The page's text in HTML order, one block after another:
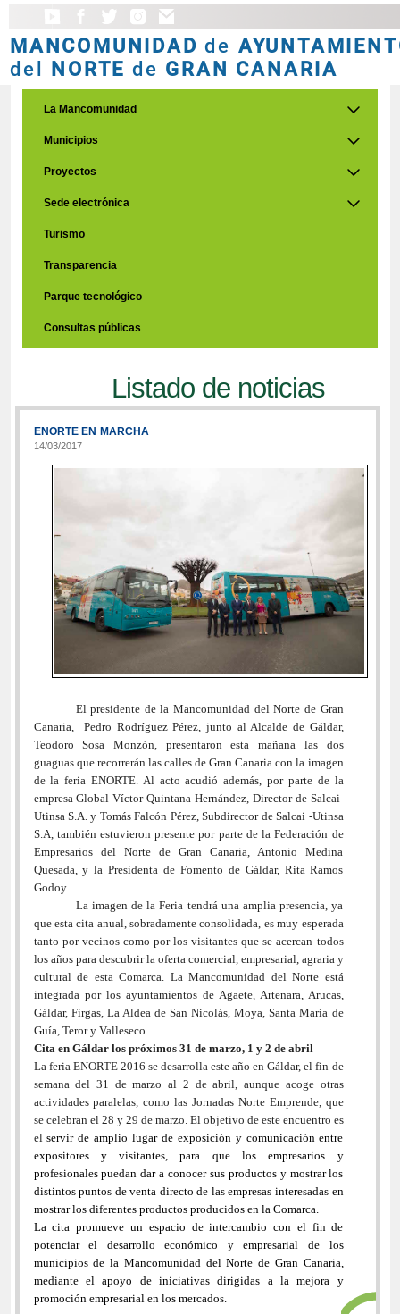
MANCOMUNIDAD de
del NORTE de GRAN CANARIA
La Mancomunidad
Municipios
Proyectos
Sede electrónica
Turismo
Transparencia
Parque tecnológico
Consultas públicas
Listado de noticias
ENORTE EN MARCHA
14/03/2017
El presidente de la Mancomunidad del Norte de Gran
Canaria, Pedro Rodríguez Pérez, junto al Alcalde de Gáldar,
Teodoro Sosa Monzón, presentaron esta mañana las dos
guaguas que recorrerán las calles de Gran Canaria con la imagen
de la feria ENORTE. Al acto acudió además,por parte de la
empresa Global Víctor Quintana Hernández, Director de Salcai-
Utinsa S.A. y Tomás Falcón Pérez, Subdirector de Salcai -Utinsa
S.A, también estuvieron presente por parte de la Federación de
Empresarios del Norte de Gran Canaria, Antonio Medina
Quesada, y la Presidenta de Fomento de Gáldar, Rita Ramos
Godoy.
La imagen de la Feria tendrá una amplia presencia, ya
que esta cita anual, sobradamente consolidada, es muy esperada
tanto por vecinos como por los visitantes que se acercan todos
los años para descubrir la oferta comercial, empresarial, agraria y
cultural de esta Comarca. La Mancomunidad del Norte está
integrada por los ayuntamientos de Agaete, Artenara, Arucas,
Gáldar, Firgas, La Aldea de San Nicolás, Moya, Santa María de
Guía, Teror y Valleseco.
Cita en Gáldar los próximos 31 de marzo, 1 y 2 de abril
La feria ENORTE 2016 se desarrolla este año en Gáldar, el fin de
semana del 31 de marzo al 2 de abril, aunque acoge otras
actividades paralelas, como las Jornadas Norte Emprende, que
se celebran el 28 y 29 de marzo. El objetivo de este encuentro es
el servir de amplio lugar de exposición y comunicación entre
expositores y visitantes, para que los empresarios y
profesionales puedan dar a conocer sus productos y mostrar los
distintos puntos de venta directo de las empresas interesadas en
mostrar los diferentes productos producidos en la Comarca.
La cita promueve un espacio de intercambio con el fin de
potenciar el desarrollo económico y empresarial de los
municipios de la Mancomunidad del Norte de Gran Canaria,
mediante el apoyo de iniciativas dirigidas a la mejora y
promoción empresarial en los mercados.